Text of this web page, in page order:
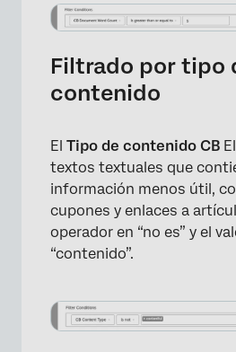
Filtrado por tipo
contenido
El Tipo de contenido CB
textos textuales que
información menos útil,
cupones y enlaces a
operador en “no es” y el
“contenido”.